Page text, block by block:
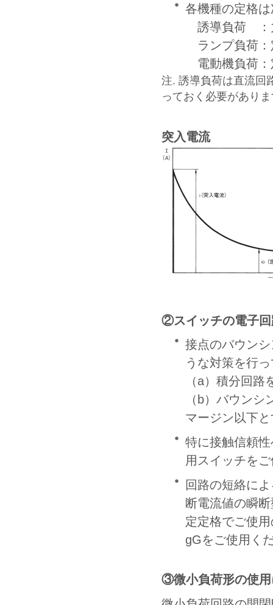
各機種の定格
誘導負荷 ：
ランプ負荷：
電動機負荷：
注. 誘導負荷は直流回
っておく必要があり
突入電流
②スイッチの電子
接点のバウン
うな対策を行
（a）積分回路
（b）バウン
マージン以下
特に接触信頼
用スイッチを
回路の短絡に
断電流値の瞬
定定格でご使
gGをご使用く
③微小負荷形の使用